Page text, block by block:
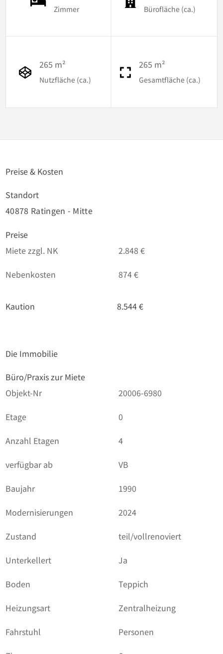
Zimmer Bürofläche (ca.)
265 m²
Nutzfläche (ca.)
265 m²
Gesamtfläche (ca.)
Preise & Kosten
Standort
40878 Ratingen - Mitte
Preise
Miete zzgl. NK
2.848 €
Nebenkosten
874 €
Kaution 8.544 €
Die Immobilie
Büro/Praxis zur Miete
Objekt-Nr
20006-6980
Etage
0
Anzahl Etagen
4
verfügbar ab
VB
Baujahr
1990
Modernisierungen
2024
Zustand
teil/vollrenoviert
Unterkellert
Ja
Boden
Teppich
Heizungsart
Zentralheizung
Fahrstuhl
Personen